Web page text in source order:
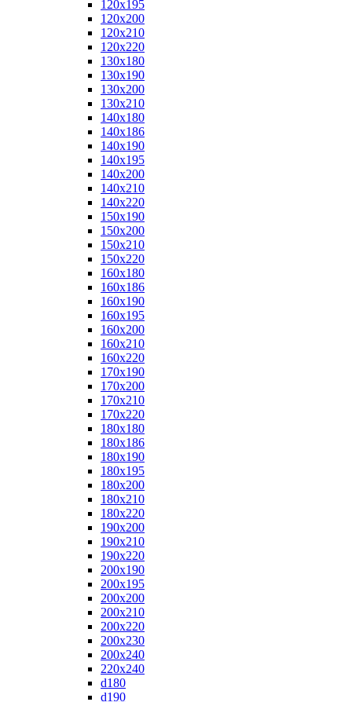
120x195
120x200
120x210
120x220
130x180
130x190
130x200
130x210
140x180
140x186
140x190
140x195
140x200
140x210
140x220
150x190
150x200
150x210
150x220
160x180
160x186
160x190
160x195
160x200
160x210
160x220
170x190
170x200
170x210
170x220
180x180
180x186
180x190
180x195
180x200
180x210
180x220
190x200
190x210
190x220
200x190
200x195
200x200
200x210
200x220
200x230
200x240
220x240
d180
d190